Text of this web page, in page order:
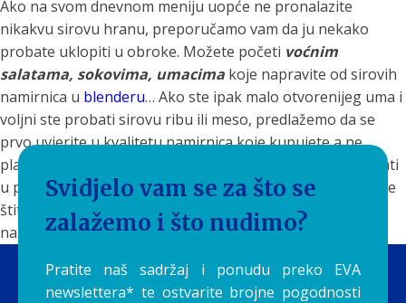
Ako na svom dnevnom meniju uopće ne pronalazite
nikakvu sirovu hranu, preporučamo vam da ju nekako
probate uklopiti u obroke. Možete početi voćnim
salatama, sokovima, umacima koje napravite od sirovih
namirnica u blenderu… Ako ste ipak malo otvorenijeg uma i
voljni ste probati sirovu ribu ili meso, predlažemo da se
prvo uvjerite u kvalitetu namirnica koje kupujete a ne
planirate ih termički obraditi. Na taj način ćete moći uživati
u prednostima koje donosi sirova hrana dok u isto vrijeme
štitite svoje zdravlje od štetnih tvari koje nekuhane
namirnice mogu sadržavati.Tekst napisala: Sara Terzić
Svidjelo vam se za što se
zalažemo i što nudimo?
Pratite naš sadržaj i ponudu preko EVA
newslettera* te ostvarite brojne pogodnosti